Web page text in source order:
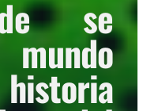
se